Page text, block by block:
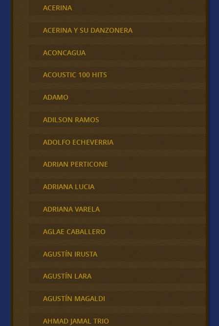
ACERINA
ACERINA Y SU DANZONERA
ACONCAGUA
ACOUSTIC 100 HITS
ADAMO
ADILSON RAMOS
ADOLFO ECHEVERRIA
ADRIAN PERTICONE
ADRIANA LUCIA
ADRIANA VARELA
AGLAE CABALLERO
AGUSTÍN IRUSTA
AGUSTÍN LARA
AGUSTÍN MAGALDI
AHMAD JAMAL TRIO